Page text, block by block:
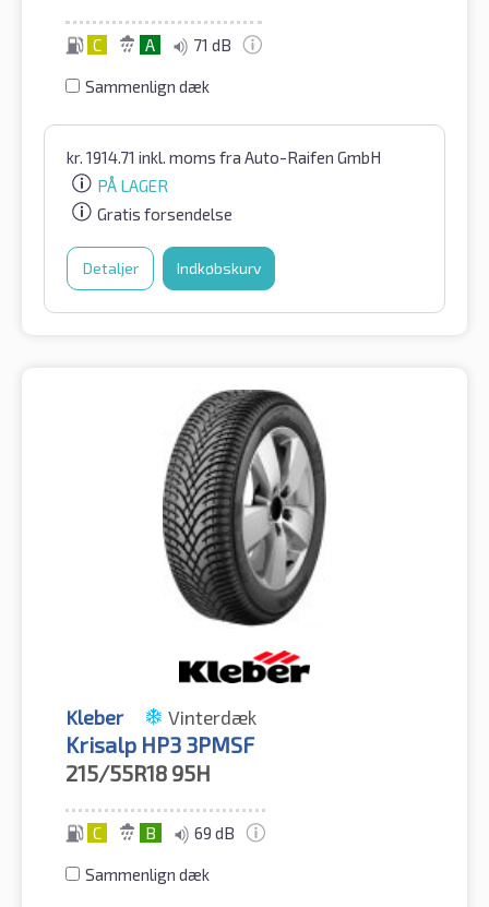
C A 71 dB
Sammenlign dæk
kr. 1914.71 inkl. moms fra Auto-Raifen GmbH
PÅ LAGER
Gratis forsendelse
Detaljer Indkøbskurv
Kleber Vinterdæk
Krisalp HP3 3PMSF
215/55R18 95H
C B 69 dB
Sammenlign dæk